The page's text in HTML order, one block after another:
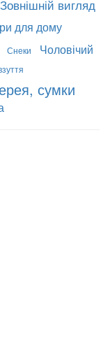
Зовнішній вигляд
для дому
Снеки
Чоловічий
сумки